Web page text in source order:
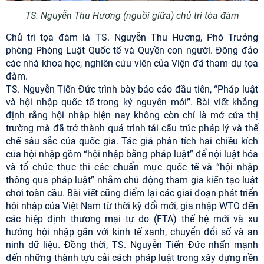
TS. Nguyễn Thu Hương (nguồi giữa) chủ trì tòa đàm
Chủ trì tọa đàm là TS. Nguyễn Thu Hương, Phó Trưởng
phòng Phòng Luật Quốc tế và Quyền con người. Đông đảo
các nhà khoa học, nghiên cứu viên của Viện đã tham dự tọa
đàm.
TS. Nguyễn Tiến Đức trình bày báo cáo đầu tiên, “Pháp luật
và hội nhập quốc tế trong kỷ nguyên mới”. Bài viết khẳng
định rằng hội nhập hiện nay không còn chỉ là mở cửa thị
trường mà đã trở thành quá trình tái cấu trúc pháp lý và thể
chế sâu sắc của quốc gia. Tác giả phân tích hai chiều kích
của hội nhập gồm “hội nhập bằng pháp luật” để nội luật hóa
và tổ chức thực thi các chuẩn mực quốc tế và “hội nhập
thông qua pháp luật” nhằm chủ động tham gia kiến tạo luật
chơi toàn cầu. Bài viết cũng điểm lại các giai đoạn phát triển
hội nhập của Việt Nam từ thời kỳ đổi mới, gia nhập WTO đến
các hiệp định thương mại tự do (FTA) thế hệ mới và xu
hướng hội nhập gắn với kinh tế xanh, chuyển đổi số và an
ninh dữ liệu. Đồng thời, TS. Nguyễn Tiến Đức nhấn mạnh
đến những thành tựu cải cách pháp luật trong xây dựng nền